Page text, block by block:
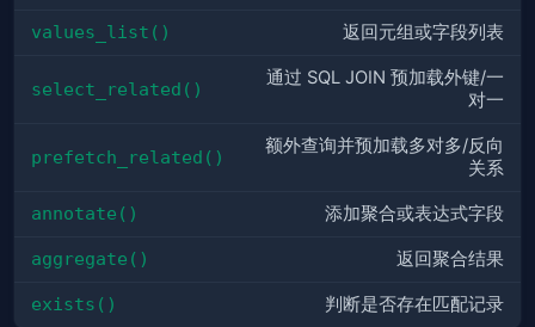
values_list() 返回元组或字段列表
select_related()
通过 SQL JOIN 预加载外键/一
对一
prefetch_related()
额外查询并预加载多对多/反向
关系
annotate() 添加聚合或表达式字段
aggregate() 返回聚合结果
exists() 判断是否存在匹配记录